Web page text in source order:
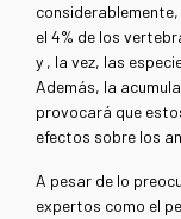
el 4% de los
y , la vez, las
Además, la
provocará que
efectos sobre los
A pesar de lo
expertos como el